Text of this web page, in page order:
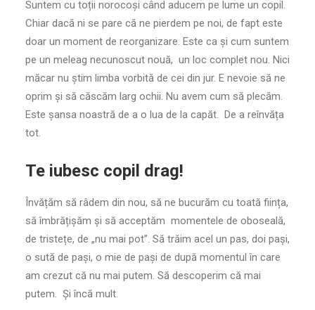
Suntem cu toții norocoși când aducem pe lume un copil.
Chiar dacă ni se pare că ne pierdem pe noi, de fapt este
doar un moment de reorganizare. Este ca și cum suntem
pe un meleag necunoscut nouă, un loc complet nou. Nici
măcar nu știm limba vorbită de cei din jur. E nevoie să ne
oprim și să căscăm larg ochii. Nu avem cum să plecăm.
Este șansa noastră de a o lua de la capăt. De a reînvăța
tot.
Te iubesc copil drag!
Învățăm să râdem din nou, să ne bucurăm cu toată ființa,
să îmbrățișăm și să acceptăm momentele de oboseală,
de tristețe, de „nu mai pot”. Să trăim acel un pas, doi pași,
o sută de pași, o mie de pași de după momentul în care
am crezut că nu mai putem. Să descoperim că mai
putem. Și încă mult.